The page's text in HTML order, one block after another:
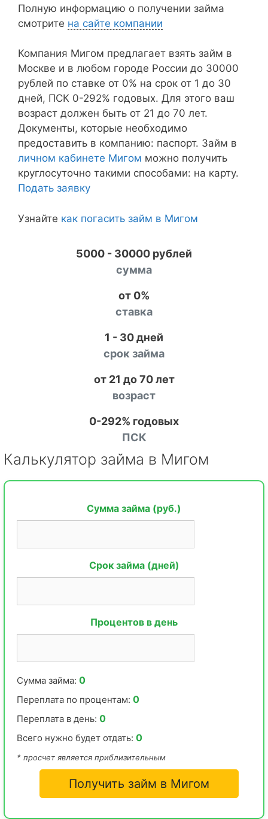
Полную информацию о получении займа
смотрите на сайте компании
Компания Мигом предлагает взять займ в
Москве и в любом городе России до 30000
рублей по ставке от 0% на срок от 1 до 30
дней, ПСК 0-292% годовых. Для этого ваш
возраст должен быть от 21 до 70 лет.
Документы, которые необходимо
предоставить в компанию: паспорт. Займ в
личном кабинете Мигом можно получить
круглосуточно такими способами: на карту.
Подать заявку
Узнайте как погасить займ в Мигом
5000 - 30000 рублей
сумма
от 0%
ставка
1 - 30 дней
срок займа
от 21 до 70 лет
возраст
0-292% годовых
ПСК
Калькулятор займа в Мигом
Сумма займа (руб.)
Срок займа (дней)
Процентов в день
Сумма займа: 0
Переплата по процентам: 0
Переплата в день: 0
Всего нужно будет отдать: 0
* просчет является приблизительным
Получить займ в Мигом